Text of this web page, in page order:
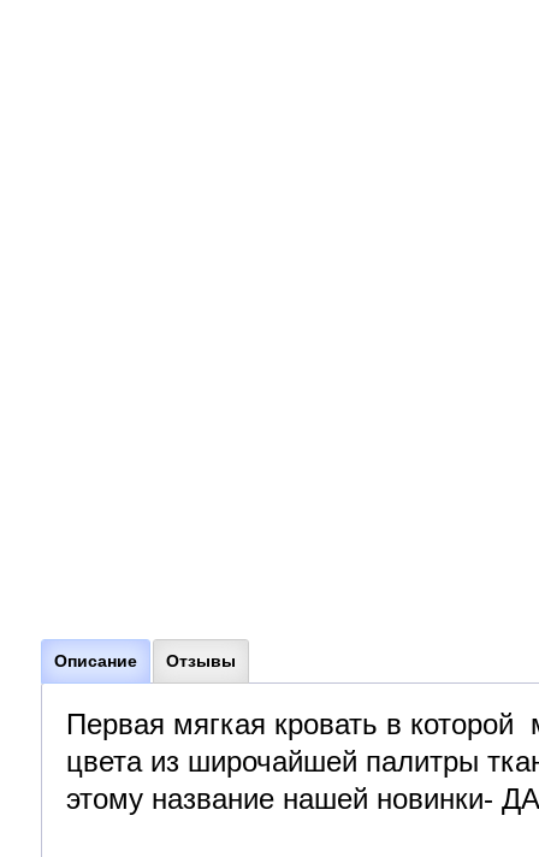
Описание Отзывы
Первая мягкая кровать в
цвета из широчайшей палитры
этому название нашей новинки-